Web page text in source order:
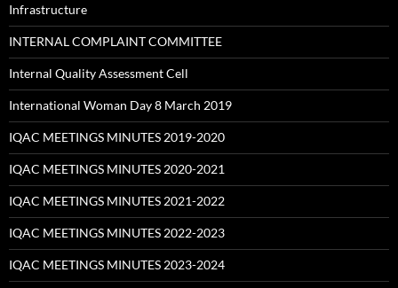
Infrastructure
INTERNAL COMPLAINT COMMITTEE
Internal Quality Assessment Cell
International Woman Day 8 March 2019
IQAC MEETINGS MINUTES 2019-2020
IQAC MEETINGS MINUTES 2020-2021
IQAC MEETINGS MINUTES 2021-2022
IQAC MEETINGS MINUTES 2022-2023
IQAC MEETINGS MINUTES 2023-2024